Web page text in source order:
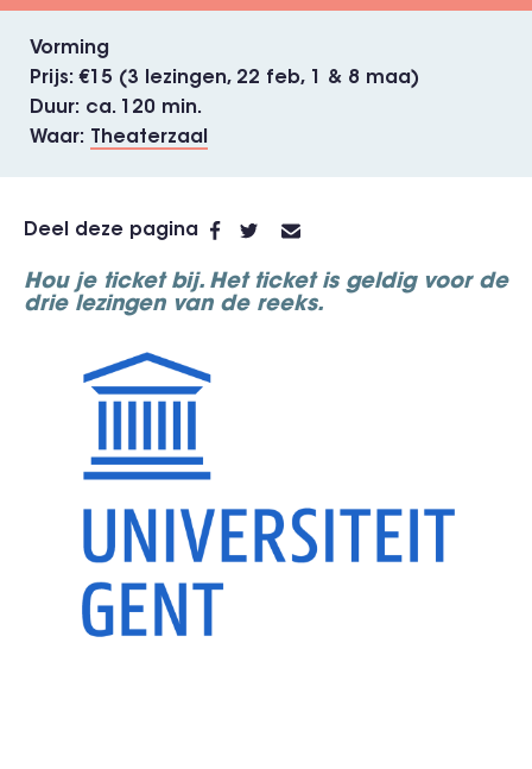
Vorming
Prijs
€15 (3 lezingen, 22 feb, 1 & 8 maa)
Duur
ca. 120 min.
Waar
Theaterzaal
Deel deze pagina
Hou je ticket bij. Het ticket is geldig voor de
drie lezingen van de reeks.